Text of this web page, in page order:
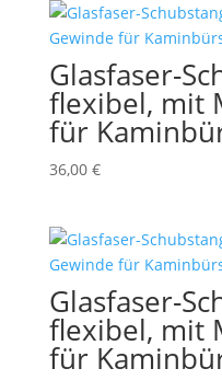
Glasfaser-
flexibel, mit
für
36,00 €
Glasfaser-
flexibel, mit
für